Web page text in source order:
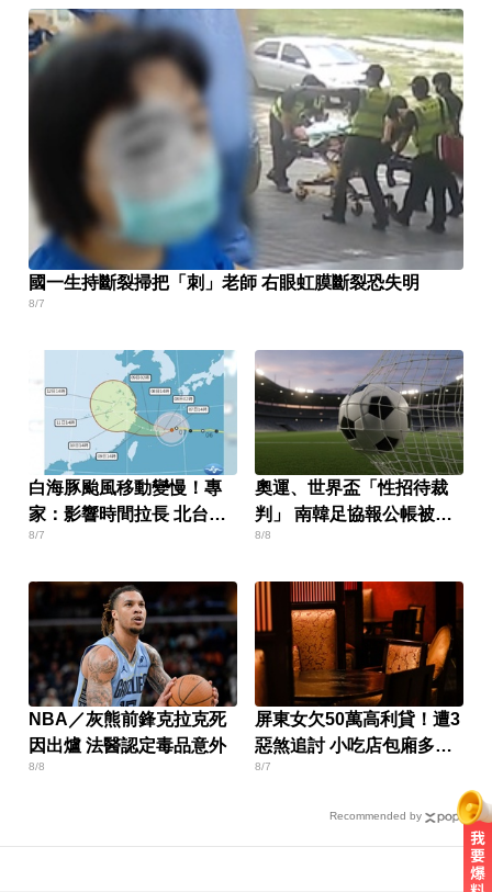
國一生持斷裂掃把「刺」老師 右眼虹膜斷裂恐失明
8/7
白海豚颱風移動變慢！專
家：影響時間拉長 北台恐
迎狂風暴雨
8/7
奧運、世界盃「性招待裁
判」 南韓足協報公帳被抓
包
8/8
NBA／灰熊前鋒克拉克死
因出爐 法醫認定毒品意外
8/8
屏東女欠50萬高利貸！遭3
惡煞追討 小吃店包廂多次
性侵
8/7
Recommended by